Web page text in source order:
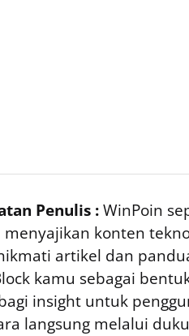
Penulis :WinPoin
menyajikan konten
artikel dan
kamu sebagai
insight untuk
langsung melalui